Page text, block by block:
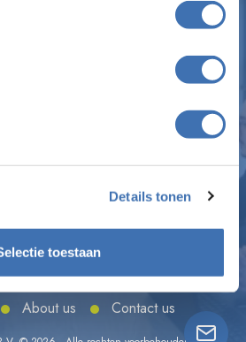
Details tonen
toestaan
Next Consultant Group
Sitemap
About us Contact us